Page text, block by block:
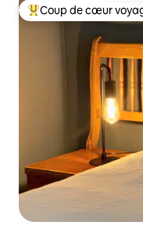
Coups de cœur
Coup de cœur